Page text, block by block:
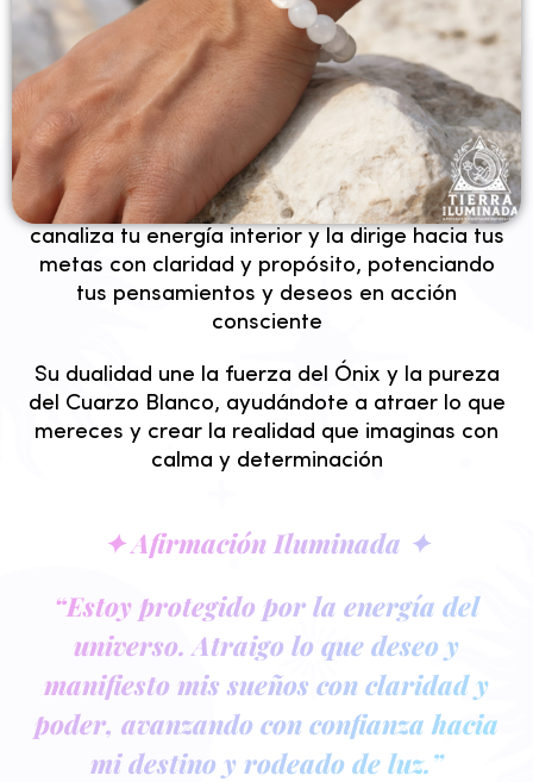
✦ MANIFESTACION ✦
canaliza tu energía interior y la dirige hacia tus
metas con claridad y propósito, potenciando
tus pensamientos y deseos en acción
consciente
Su dualidad une la fuerza del Ónix y la pureza
del Cuarzo Blanco, ayudándote a atraer lo que
mereces y crear la realidad que imaginas con
calma y determinación
✦ Afirmación Iluminada ✦
“Estoy protegido por la energía del
universo. Atraigo lo que deseo y
manifiesto mis sueños con claridad y
poder, avanzando con confianza hacia
mi destino y rodeado de luz.”